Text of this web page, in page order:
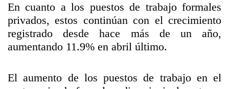
En cuanto a los puestos de trabajo formales
privados, estos continúan con el crecimiento
registrado desde hace más de un año,
aumentando 11.9% en abril último.
El aumento de los puestos de trabajo en el